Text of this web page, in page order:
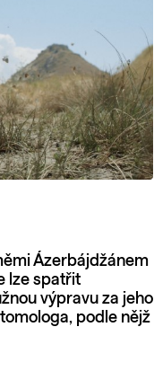
Ázerbájdžánem
lze spatřit
výpravu za jeho
podle nějž